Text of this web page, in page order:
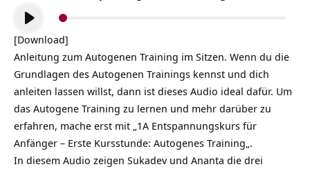
Audio-
Player
[Download]
Anleitung zum Autogenen Training im Sitzen. Wenn du die
Grundlagen des Autogenen Trainings kennst und dich
anleiten lassen willst, dann ist dieses Audio ideal dafür. Um
das Autogene Training zu lernen und mehr darüber zu
erfahren, mache erst mit „ 1A Entspannungskurs für
Anfänger – Erste Kursstunde: Autogenes Training „.
In diesem Audio zeigen Sukadev und Ananta die drei